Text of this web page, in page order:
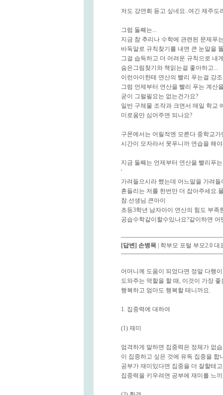
저도 강연회 듣고 싶네요..여긴 제주도
그럼 둘째는...
지금 참 추리나 수학에 관련된 문제푸
바둑알로 규칙찾기를 내면 큰 눈알을
그걸 습득하고 더 어려운 규칙으로 내
숨은그림찾기와 책읽는걸 좋아하고...
이런아이한테 연산의 빨리 푸는걸 강
그럼 언제부터 연산을 빨리 푸는 계산
굳이 그럴필요는 없는건가요?
일반 구체물 조작과 크면서 매일 학교
미로움만 심어주면 되나요?
구몬에서는 어릴적엔 모른다 중학교
시간이 모자라서 못푸니까 연습을 해
지금 둘째는 언제부터 연산을 빨리푸
'
가려들으시라 했는데 어느말을 가려
흔들리는 저를 한번만 더 잡아주세요.
참.선생님.큰아이
초등3학년 남자아이 연산의 힘도 부족
공습수학같이할수있나요?같이하면
[답변] 손병목 | 학부모 포털 부모2.0 대
어머니께 도움이 되었다면 정말 다행
도와주는 역할을 할 때, 이것이 가장
행복하고 엄마도 행복할 테니까요.
1. 집중력에 대하여
(1) 재미
엄격하게 말하면 집중력은 정체가 없
이 집중하고 싶은 것에 유독 집중을
공부가 재미있다면 집중을 더 잘할테
집중력을 키우려면 공부에 재미를 느